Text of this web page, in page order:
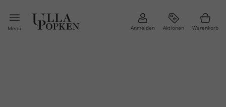
Menü Anmelden Aktionen Warenkorb